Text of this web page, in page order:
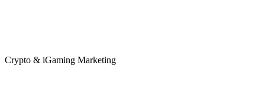
Crypto & iGaming Marketing